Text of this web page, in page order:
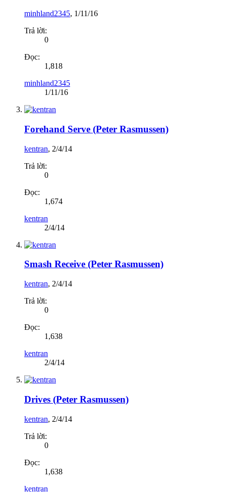
minhland2345, 1/11/16
Trả lời:
0
Đọc:
1,818
minhland2345
1/11/16
Forehand Serve (Peter Rasmussen)
kentran, 2/4/14
Trả lời:
0
Đọc:
1,674
kentran
2/4/14
Smash Receive (Peter Rasmussen)
kentran, 2/4/14
Trả lời:
0
Đọc:
1,638
kentran
2/4/14
Drives (Peter Rasmussen)
kentran, 2/4/14
Trả lời:
0
Đọc:
1,638
kentran